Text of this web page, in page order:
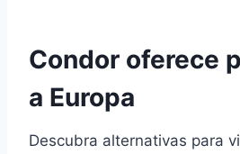
Condor oferece
a Europa
Descubra alternativas para